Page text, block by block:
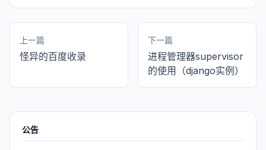
上一篇
怪异的百度收录
下一篇
进程管理器supervisor
的使用（django实例）
公告